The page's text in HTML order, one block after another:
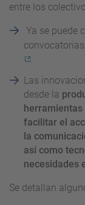
entre los
Ya se puede
Las
desde la
herramientas
facilitar el
la
así como
necesidades
Se detallan